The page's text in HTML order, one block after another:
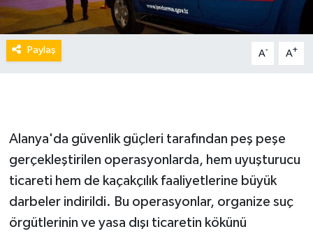
Paylaş A- A+
Alanya'da güvenlik güçleri tarafından peş peşe
gerçekleştirilen operasyonlarda, hem uyuşturucu
ticareti hem de kaçakçılık faaliyetlerine büyük
darbeler indirildi. Bu operasyonlar, organize suç
örgütlerinin ve yasa dışı ticaretin kökünü